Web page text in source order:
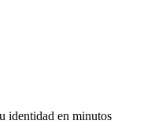
identidad en minutos